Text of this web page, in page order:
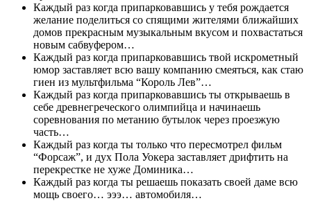
Каждый раз когда припарковавшись у тебя рождается
желание поделиться со спящими жителями ближайших
домов прекрасным музыкальным вкусом и похвастаться
новым сабвуфером…
Каждый раз когда припарковавшись твой искрометный
юмор заставляет всю вашу компанию смеяться, как стаю
гиен из мультфильма “Король Лев”…
Каждый раз когда припарковавшись ты открываешь в
себе древнегреческого олимпийца и начинаешь
соревнования по метанию бутылок через проезжую
часть…
Каждый раз когда ты только что пересмотрел фильм
“Форсаж”, и дух Пола Уокера заставляет дрифтить на
перекрестке не хуже Доминика…
Каждый раз когда ты решаешь показать своей даме всю
мощь своего… эээ… автомобиля…